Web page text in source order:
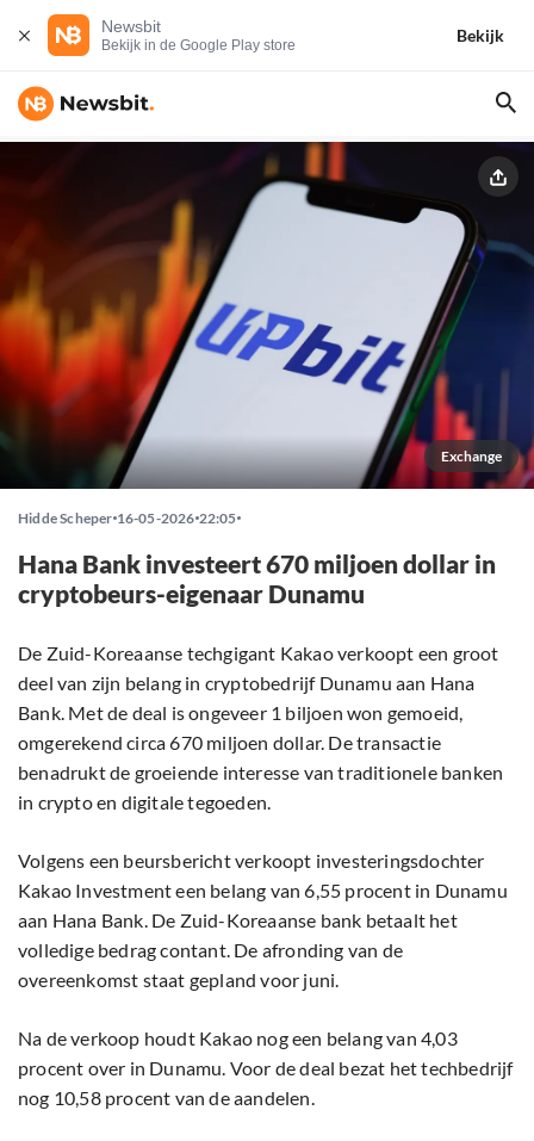
Newsbit
Bekijk in de Google Play store
Bekijk
Exchange
Hidde Scheper 16-05-2026 22:05
Hana Bank investeert 670 miljoen dollar in
cryptobeurs-eigenaar Dunamu
De Zuid-Koreaanse techgigant Kakao verkoopt een groot
deel van zijn belang in cryptobedrijf Dunamu aan Hana
Bank. Met de deal is ongeveer 1 biljoen won gemoeid,
omgerekend circa 670 miljoen dollar. De transactie
benadrukt de groeiende interesse van traditionele banken
in crypto en digitale tegoeden.
Volgens een beursbericht verkoopt investeringsdochter
Kakao Investment een belang van 6,55 procent in Dunamu
aan Hana Bank. De Zuid-Koreaanse bank betaalt het
volledige bedrag contant. De afronding van de
overeenkomst staat gepland voor juni.
Na de verkoop houdt Kakao nog een belang van 4,03
procent over in Dunamu. Voor de deal bezat het techbedrijf
nog 10,58 procent van de aandelen.